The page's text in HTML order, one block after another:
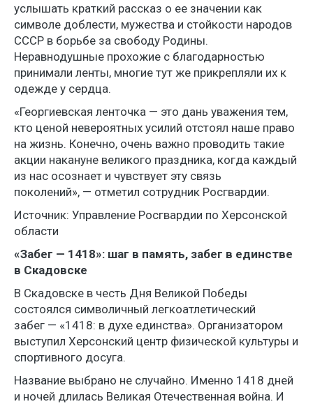
услышать краткий рассказ о ее значении как
символе доблести, мужества и стойкости народов
СССР в борьбе за свободу Родины.
Неравнодушные прохожие с благодарностью
принимали ленты, многие тут же прикрепляли их к
одежде у сердца.
«Георгиевская ленточка — это дань уважения тем,
кто ценой невероятных усилий отстоял наше право
на жизнь. Конечно, очень важно проводить такие
акции накануне великого праздника, когда каждый
из нас осознает и чувствует эту связь
поколений», — отметил сотрудник Росгвардии.
Источник: Управление Росгвардии по Херсонской
области
«Забег — 1418»: шаг в память, забег в единстве
в Скадовске
В Скадовске в честь Дня Великой Победы
состоялся символичный легкоатлетический
забег — «1418: в духе единства». Организатором
выступил Херсонский центр физической культуры и
спортивного досуга.
Название выбрано не случайно. Именно 1418 дней
и ночей длилась Великая Отечественная война. И